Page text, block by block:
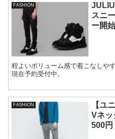
FASHION
スニ
ー開
程よいボリューム感で着こなしや
現在予約受付中。
FASHION
【ユ
Vネッ
500円